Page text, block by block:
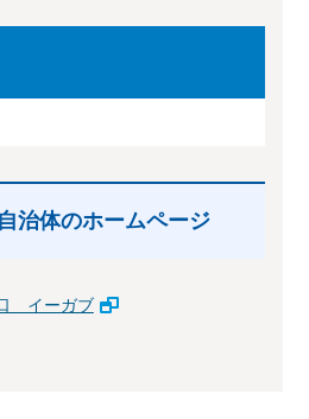
治体のホームページ
イーガブ